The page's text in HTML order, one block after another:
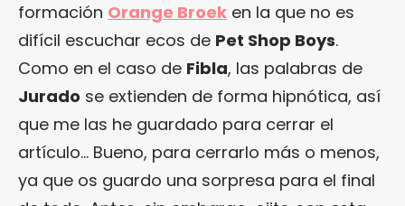
formación Orange Broek en la que no es
difícil escuchar ecos de Pet Shop Boys.
Como en el caso de Fibla, las palabras de
Jurado se extienden de forma hipnótica, así
que me las he guardado para cerrar el
artículo… Bueno, para cerrarlo más o menos,
ya que os guardo una sorpresa para el final